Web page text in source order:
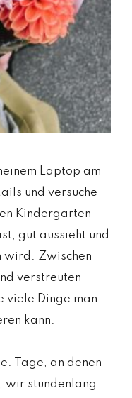
TRAVEL, MENTAL HEALTH
Laptop am
und versuche
Kindergarten
gut aussieht und
wird. Zwischen
verstreuten
viele Dinge man
kann.
Tage, an denen
wir stundenlang